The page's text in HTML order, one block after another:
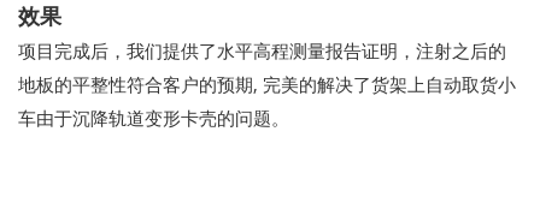
效果
项目完成后，我们提供了水平高程测量报告证明，注射之后的
地板的平整性符合客户的预期, 完美的解决了货架上自动取货小
车由于沉降轨道变形卡壳的问题。